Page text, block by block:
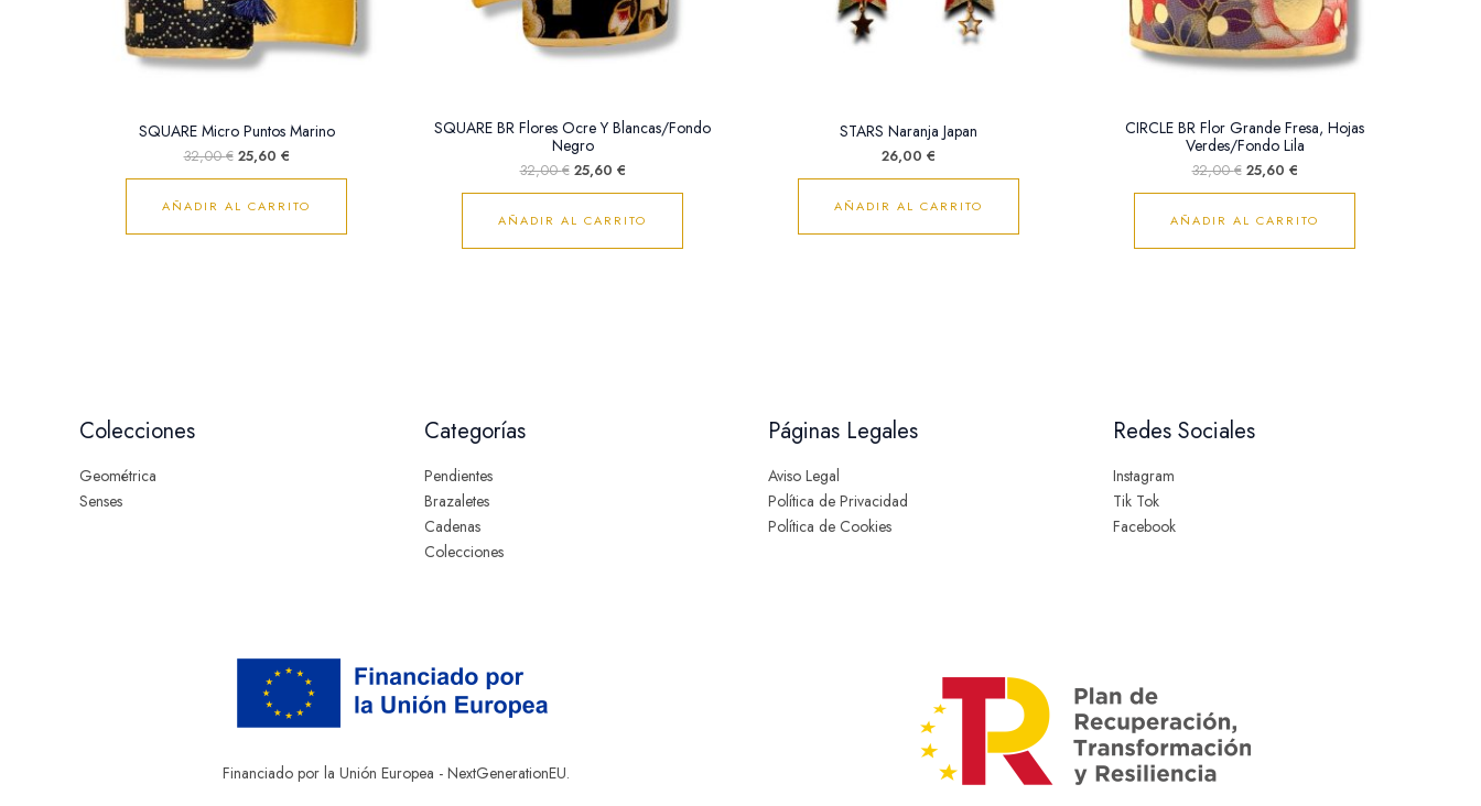
SQUARE Micro Puntos Marino
32,00€ 25,60 €
AÑADIR AL CARRITO
SQUARE BR Flores Ocre Y Blancas/Fondo
Negro
32,00€ 25,60 €
AÑADIR AL CARRITO
STARS Naranja Japan
26,00 €
AÑADIR AL CARRITO
CIRCLE BR Flor Grande Fresa, Hojas
Verdes/Fondo Lila
32,00€ 25,60 €
AÑADIR AL CARRITO
Colecciones
Geométrica
Senses
Categorías
Pendientes
Brazaletes
Cadenas
Colecciones
Páginas Legales
Aviso Legal
Política de Privacidad
Política de Cookies
Redes Sociales
Instagram
Tik Tok
Facebook
Financiado por la Unión Europea - NextGenerationEU.